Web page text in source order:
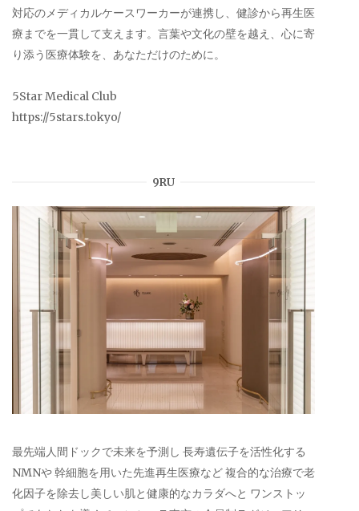
対応のメディカルケースワーカーが連携し、健診から再生医
療までを一貫して支えます。言葉や文化の壁を越え、心に寄
り添う医療体験を、あなただけのために。
5Star Medical Club
https://5stars.tokyo/
9RU
最先端人間ドックで未来を予測し 長寿遺伝子を活性化する
NMNや 幹細胞を用いた先進再生医療など 複合的な治療で老
化因子を除去し美しい肌と健康的なカラダへと ワンストッ